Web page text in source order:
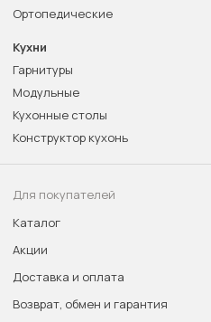
Ортопедические
Кухни
Гарнитуры
Модульные
Кухонные столы
Конструктор кухонь
Для покупателей
Каталог
Акции
Доставка и оплата
Возврат, обмен и гарантия